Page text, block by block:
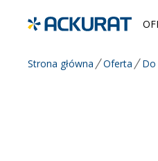
Strona główna Oferta Do